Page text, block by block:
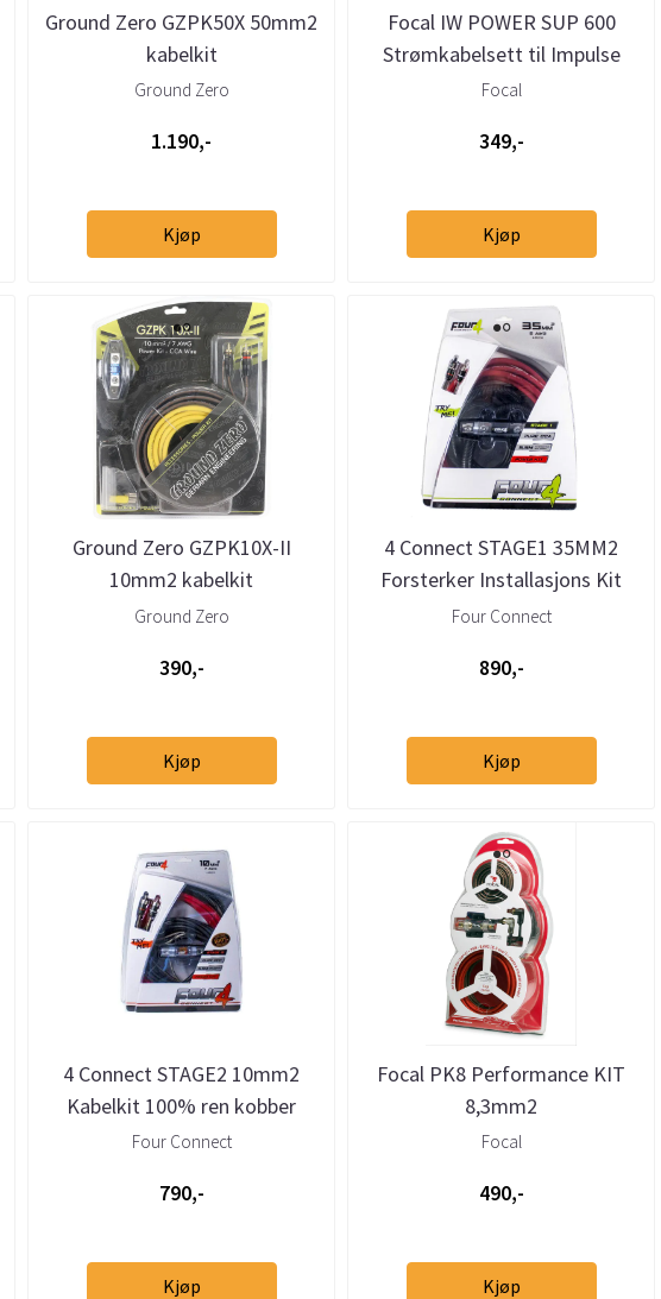
Ground Zero GZPK50X 50mm2
kabelkit
Ground Zero
1.190,-
Kjøp
Focal IW POWER SUP 600
Strømkabelsett til Impulse
4.320
Focal
349,-
Kjøp
Ground Zero GZPK10X-II
10mm2 kabelkit
Ground Zero
390,-
Kjøp
4 Connect STAGE1 35MM2
Forsterker Installasjons Kit
Four Connect
890,-
Kjøp
4 Connect STAGE2 10mm2
Kabelkit 100% ren kobber
Four Connect
790,-
Kjøp
Focal PK8 Performance KIT
8,3mm2
Focal
490,-
Kjøp